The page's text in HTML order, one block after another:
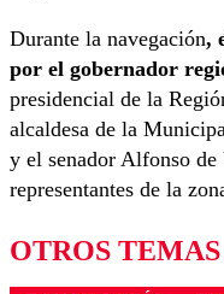
Durante la navegación,
por el gobernador
presidencial de la
alcaldesa de la
y el senador Alfonso
representantes de la
OTROS